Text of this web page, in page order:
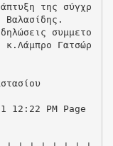
της σύγχρ
συμμετο
κ.Λάμπρο Γατσώρ